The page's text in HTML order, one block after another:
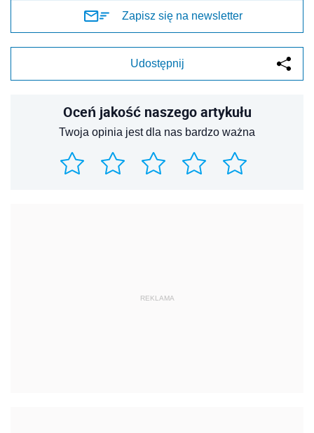
Zapisz się na newsletter
Udostępnij
Oceń jakość naszego artykułu
Twoja opinia jest dla nas bardzo ważna
REKLAMA